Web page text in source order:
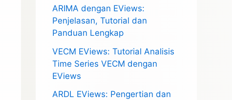
ARIMA dengan EViews:
Penjelasan, Tutorial dan
Panduan Lengkap
VECM EViews: Tutorial Analisis
Time Series VECM dengan
EViews
ARDL EViews: Pengertian dan